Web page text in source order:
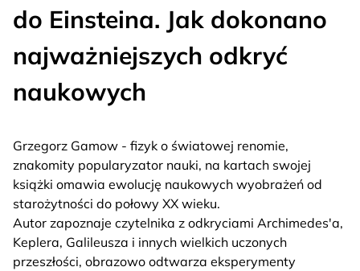
do Einsteina. Jak dokonano
najważniejszych odkryć
naukowych
Grzegorz Gamow - fizyk o światowej renomie,
znakomity popularyzator nauki, na kartach swojej
książki omawia ewolucję naukowych wyobrażeń od
starożytności do połowy XX wieku.
Autor zapoznaje czytelnika z odkryciami Archimedes'a,
Keplera, Galileusza i innych wielkich uczonych
przeszłości, obrazowo odtwarza eksperymenty